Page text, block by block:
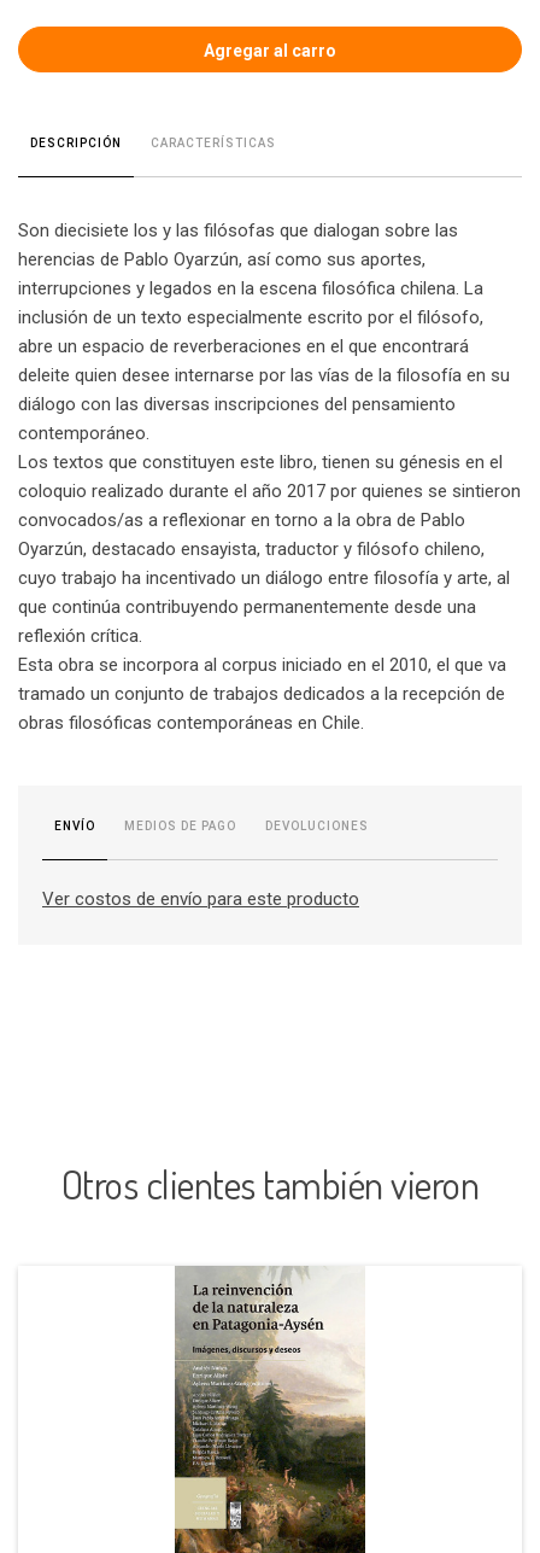
DESCRIPCIÓN CARACTERÍSTICAS
Son diecisiete los y las filósofas que dialogan sobre las
herencias de Pablo Oyarzún, así como sus aportes,
interrupciones y legados en la escena filosófica chilena. La
inclusión de un texto especialmente escrito por el filósofo,
abre un espacio de reverberaciones en el que encontrará
deleite quien desee internarse por las vías de la filosofía en su
diálogo con las diversas inscripciones del pensamiento
contemporáneo.
Los textos que constituyen este libro, tienen su génesis en el
coloquio realizado durante el año 2017 por quienes se sintieron
convocados/as a reflexionar en torno a la obra de Pablo
Oyarzún, destacado ensayista, traductor y filósofo chileno,
cuyo trabajo ha incentivado un diálogo entre filosofía y arte, al
que continúa contribuyendo permanentemente desde una
reflexión crítica.
Esta obra se incorpora al corpus iniciado en el 2010, el que va
tramado un conjunto de trabajos dedicados a la recepción de
obras filosóficas contemporáneas en Chile.
ENVÍO MEDIOS DE PAGO DEVOLUCIONES
Ver costos de envío para este producto
Otros clientes también vieron